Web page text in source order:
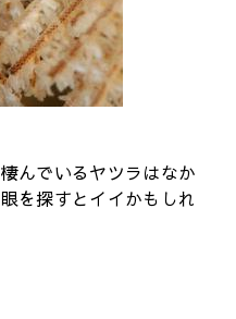
んでいるヤツラはなか
を探すとイイかもしれ